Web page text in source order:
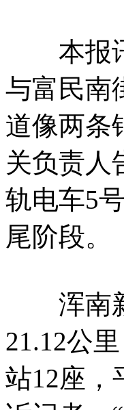
本报讯
与富民南
道像两条
关负责人
轨电车5
尾阶段。
浑南新
21.12公
站12座，